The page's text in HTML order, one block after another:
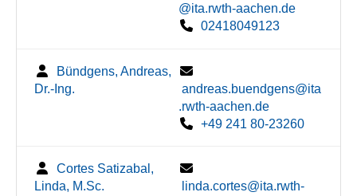
@ita.rwth-aachen.de
02418049123
Bündgens, Andreas,
Dr.-Ing.
andreas.buendgens@ita
.rwth-aachen.de
+49 241 80-23260
Cortes Satizabal,
Linda, M.Sc.
linda.cortes@ita.rwth-